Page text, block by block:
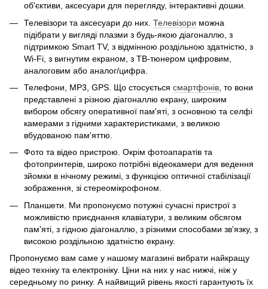
об'єктиви, аксесуари для перегляду, інтерактивні дошки.
Телевізори та аксесуари до них. Телевізори можна
підібрати у вигляді плазми з будь-якою діагоналлю, з
підтримкою Smart TV, з відмінною роздільною здатністю, з
Wi-Fi, з вигнутим екраном, з ТВ-тюнером цифровим,
аналоговим або аналог/цифра.
Телефони, MP3, GPS. Що стосується смартфонів , то вони
представлені з різною діагоналлю екрану, широким
вибором обсягу оперативної пам'яті, з основною та селфі
камерами з гідними характеристиками, з великою
вбудованою пам'яттю.
Фото та відео пристрою. Окрім фотоапаратів та
фотопринтерів, широко потрібні відеокамери для ведення
зйомки в нічному режимі, з функцією оптичної стабілізації
зображення, зі стереомікрофоном.
Планшети. Ми пропонуємо потужні сучасні пристрої з
можливістю приєднання клавіатури, з великим обсягом
пам'яті, з гідною діагоналлю, з різними способами зв'язку, з
високою роздільною здатністю екрану.
Пропонуємо вам саме у нашому магазині вибрати найкращу
відео техніку та електроніку. Ціни на них у нас нижчі, ніж у
середньому по ринку. А найвищий рівень якості гарантують їх